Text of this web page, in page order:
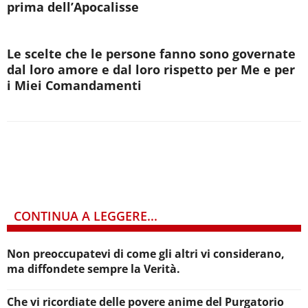
prima dell’Apocalisse
Le scelte che le persone fanno sono governate
dal loro amore e dal loro rispetto per Me e per
i Miei Comandamenti
CONTINUA A LEGGERE...
Non preoccupatevi di come gli altri vi considerano,
ma diffondete sempre la Verità.
Che vi ricordiate delle povere anime del Purgatorio